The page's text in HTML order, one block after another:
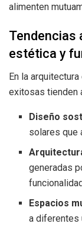
alimenten
Tendencias
estética y
En la
exitosas tienden
Diseño
solares que
generadas
Espacios
a diferentes